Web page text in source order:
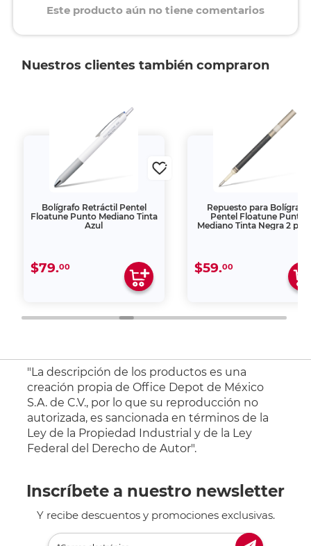
Este producto aún no tiene comentarios
Nuestros clientes también compraron
Bolígrafo Retráctil Pentel
Floatune Punto Mediano Tinta
Azul
$79.00
Repuesto para Bolígrafo
Pentel Floatune Punto
Mediano Tinta Negra 2
$59.00
"La descripción de los productos es una
creación propia de Office Depot de México
S.A. de C.V., por lo que su reproducción no
autorizada, es sancionada en términos de la
Ley de la Propiedad Industrial y de la Ley
Federal del Derecho de Autor".
Inscríbete a nuestro newsletter
Y recibe descuentos y promociones exclusivas.